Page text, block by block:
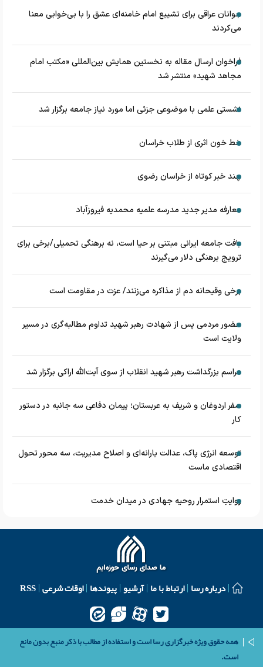
جوانان عراقی برای تشییع امام خامنه‌ای عشق را با بی‌خوابی معنا
می‌کردند
فراخوان ارسال مقاله به نخستین همایش بین‌المللی «مکتب امام
مجاهد شهید» منتشر شد
نشستی علمی با موضوعی جزئی اما مورد نیاز جامعه برگزار شد
خط خون اثری از طلاب خراسان
چند خبر کوتاه از خراسان رضوی
معارفه مدیر جدید مدرسه علمیه محمدیه فیروزآباد
بافت جامعه ایرانی مبتنی بر حیا است، نه برهنگی تحمیلی/برخی برای
ترویج برهنگی دلار می‌گیرند
برخی وقیحانه دم از مذاکره می‌زنند/ عزت در مقاومت است
حضور مردمی پس از شهادت رهبر شهید تداوم مطالبه‌گری در مسیر
ولایت است
مراسم بزرگداشت رهبر شهید انقلاب از سوی آیت‌الله اراکی برگزار شد
سفر اردوغان و شریف به عربستان؛ پیمان دفاعی سه جانبه در دستور
کار
توسعه انرژی پاک، عدالت یارانه‌ای و اصلاح مدیریت، سه محور تحول
اقتصادی ماست
روایتِ استمرار روحیه جهادی در میدان خدمت
درباره رسا ارتباط با ما آرشیو پیوندها اوقات شرعی RSS
همه حقوق ویژه خبرگزاری رسا است و استفاده از مطالب با ذکر منبع بدون مانع
است.